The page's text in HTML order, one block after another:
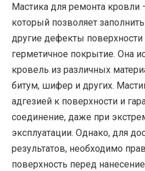
Мастика для ремонта кровли
который позволяет
другие дефекты поверхности
герметичное покрытие. Она
кровель из различных
битум, шифер и других.
адгезией к поверхности и
соединение, даже при
эксплуатации. Однако, для
результатов, необходимо
поверхность перед